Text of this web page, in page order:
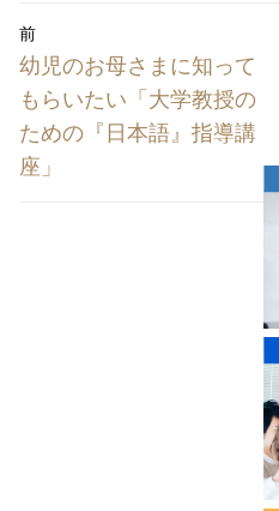
投
稿
ナ
ビ
ゲ
前
前
の
投
稿:
幼児のお母さまに知って
もらいたい「大学教授の
ための『日本語』指導講
座」